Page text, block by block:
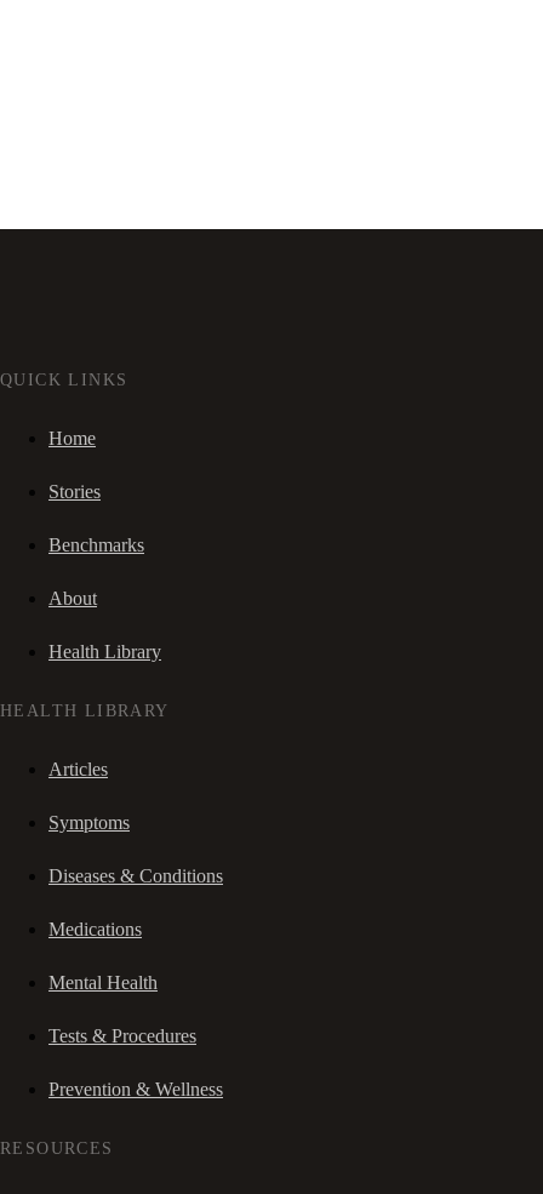
QUICK LINKS
Home
Stories
Benchmarks
About
Health Library
HEALTH LIBRARY
Articles
Symptoms
Diseases & Conditions
Medications
Mental Health
Tests & Procedures
Prevention & Wellness
RESOURCES